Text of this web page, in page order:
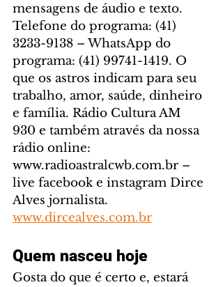
mensagens de áudio e texto.
Telefone do programa: (41)
3233-9138 – WhatsApp do
programa: (41) 99741-1419. O
que os astros indicam para seu
trabalho, amor, saúde, dinheiro
e família. Rádio Cultura AM
930 e também através da nossa
rádio online:
www.radioastralcwb.com.br –
live facebook e instagram Dirce
Alves jornalista.
www.dircealves.com.br
Quem nasceu hoje
Gosta do que é certo e, estará